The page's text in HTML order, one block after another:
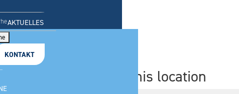
AKTUELLES
KONTAKT
Events at this location